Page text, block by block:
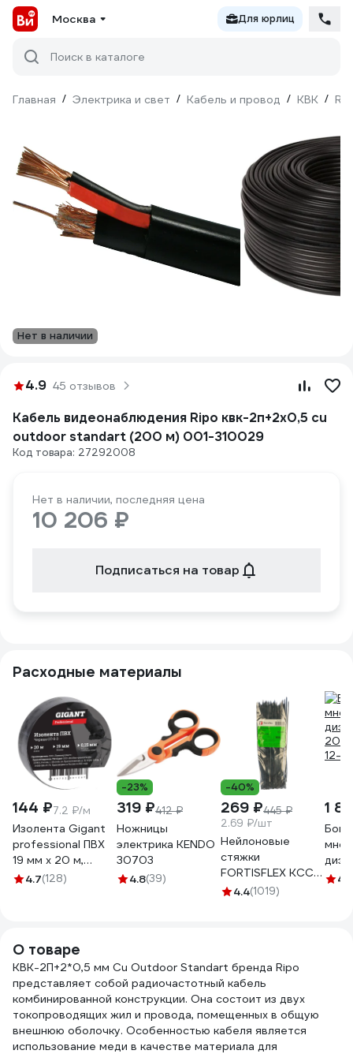
Москва Для юрлиц
Поиск в каталоге
Главная / Электрика и свет / Кабель и провод / КВК /
Нет в наличии
4.9 45 отзывов
Кабель видеонаблюдения Ripo квк-2п+2x0,5 cu
outdoor standart (200 м) 001-310029
Код товара: 27292008
Нет в наличии, последняя цена
10 206 ₽
Подписаться на товар
Расходные материалы
144 ₽7.2 ₽/м
Изолента Gigant
professional ПВХ
19 мм х 20 м,
черная GT-0-3
4.7(128)
-23%
319 ₽412 ₽
Ножницы
электрика KENDO
30703
4.8(39)
-40%
269 ₽445 ₽
2.69 ₽/шт
Нейлоновые
стяжки
FORTISFLEX КСС
5х300 черный
4.4(1019)
1
4.9
О товаре
КВК-2П+2*0,5 мм Cu Outdoor Standart бренда Ripo
представляет собой радиочастотный кабель
комбинированной конструкции. Она состоит из двух
токопроводящих жил и провода, помещенных в общую
внешнюю оболочку. Особенностью кабеля является
использование меди в качестве материала для